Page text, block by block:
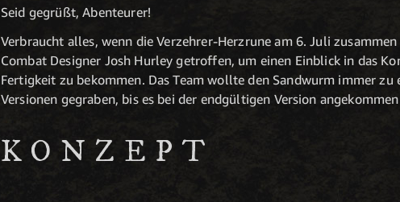
Seid gegrüßt, Abenteurer!
Verbraucht alles, wenn die Verzehrer-Herzrune am 6. Juli
Combat Designer Josh Hurley getroffen, um einen Einblick in das
Fertigkeit zu bekommen. Das Team wollte den Sandwurm immer
Versionen gegraben, bis es bei der endgültigen Version
KONZEPT